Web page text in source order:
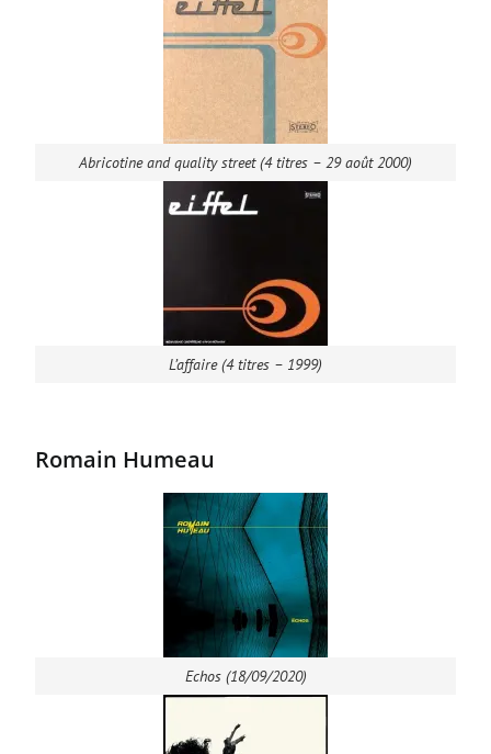
Abricotine and quality street (4 titres – 29 août 2000)
L’affaire (4 titres – 1999)
Romain Humeau
Echos (18/09/2020)